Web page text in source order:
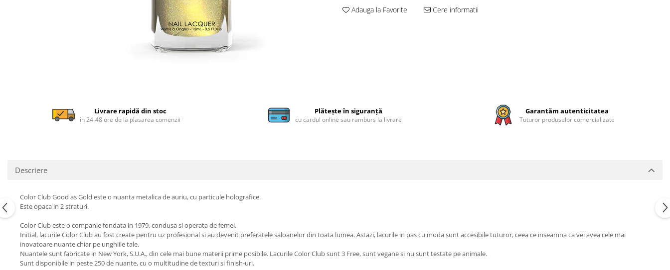
Adauga la Favorite Cere informatii
Livrare rapidă din stoc
în 24-48 ore de la plasarea comenzii
Plătește în siguranță
cu cardul online sau ramburs la livrare
Garantăm autenticitatea
Tuturor produselor comercializate
Descriere
Color Club Good as Gold este o nuanta metalica de auriu, cu particule holografice.
Este opaca in 2 straturi.
Color Club este o companie fondata in 1979, condusa si operata de femei.
Initial, lacurile Color Club au fost create pentru uz profesional si au devenit preferatele saloanelor din toata lumea. Astazi, lacurile in pas cu moda sunt accesibile tuturor, ceea ce inseamna ca vei avea cele mai
inovatoare nuante chiar pe unghiile tale.
Nuantele sunt fabricate in New York, S.U.A., din cele mai bune materii prime posibile. Lacurile Color Club sunt 3 Free, sunt vegane si nu sunt testate pe animale.
Sunt disponibile in peste 250 de nuante, cu o multitudine de texturi si finish-uri.